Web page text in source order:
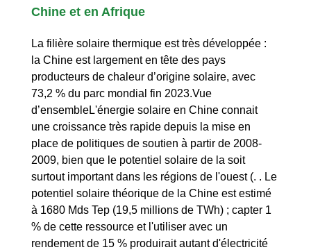
Chine et en Afrique
La filière solaire thermique est très développée :
la Chine est largement en tête des pays
producteurs de chaleur d’origine solaire, avec
73,2 % du parc mondial fin 2023.Vue
d’ensembleL'énergie solaire en Chine connait
une croissance très rapide depuis la mise en
place de politiques de soutien à partir de 2008-
2009, bien que le potentiel solaire de la soit
surtout important dans les régions de l'ouest (. . Le
potentiel solaire théorique de la Chine est estimé
à 1680 Mds Tep (19,5 millions de TWh) ; capter 1
% de cette ressource et l'utiliser avec un
rendement de 15 % produirait autant d'électricité